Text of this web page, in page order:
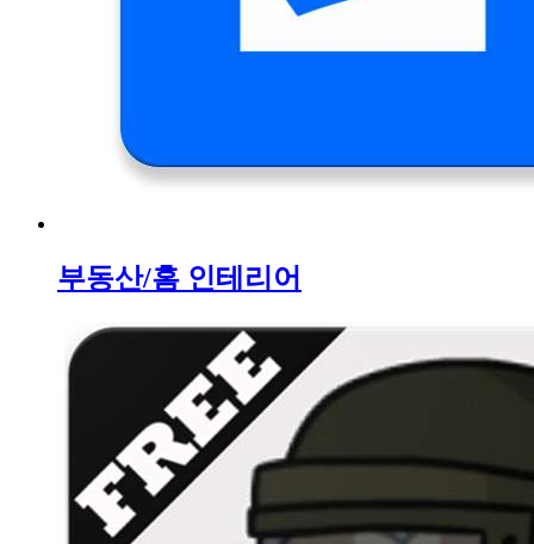
부동산/홈 인테리어